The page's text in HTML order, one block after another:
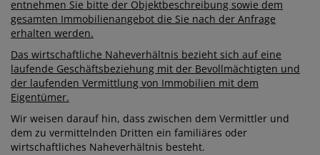
entnehmen Sie bitte der Objektbeschreibung sowie dem
gesamten Immobilienangebot die Sie nach der Anfrage
erhalten werden.
Das wirtschaftliche Naheverhältnis bezieht sich auf eine
laufende Geschäftsbeziehung mit der Bevollmächtigten und
der laufenden Vermittlung von Immobilien mit dem
Eigentümer.
Wir weisen darauf hin, dass zwischen dem Vermittler und
dem zu vermittelnden Dritten ein familiäres oder
wirtschaftliches Naheverhältnis besteht.